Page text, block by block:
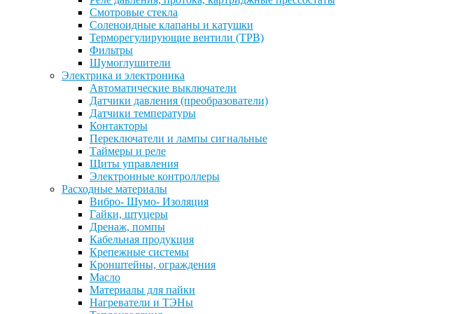
Смотровые стекла
Соленоидные клапаны и катушки
Терморегулирующие вентили (ТРВ)
Фильтры
Шумоглушители
Электрика и электроника
Автоматические выключатели
Датчики давления (преобразователи)
Датчики температуры
Контакторы
Переключатели и лампы сигнальные
Таймеры и реле
Щиты управления
Электронные контроллеры
Расходные материалы
Вибро- Шумо- Изоляция
Гайки, штуцеры
Дренаж, помпы
Кабельная продукция
Крепежные системы
Кронштейны, ограждения
Масло
Материалы для пайки
Нагреватели и ТЭНы